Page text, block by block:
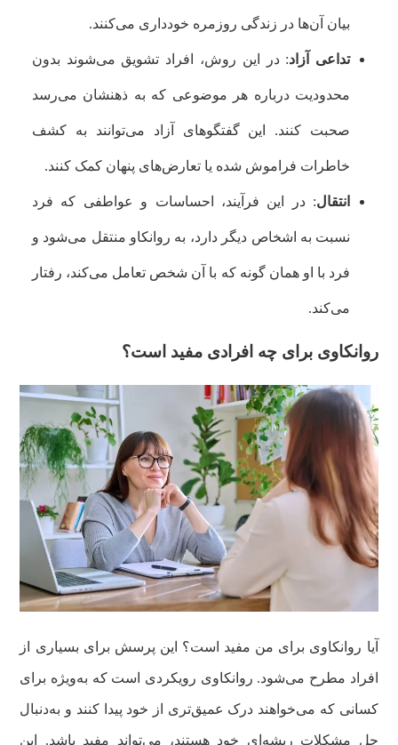
بیان آن‌ها در زندگی روزمره خودداری می‌کنند.
تداعی آزاد: در این روش، افراد تشویق می‌شوند بدون
محدودیت درباره هر موضوعی که به ذهنشان می‌رسد
صحبت کنند. این گفتگوهای آزاد می‌توانند به کشف
خاطرات فراموش شده یا تعارض‌های پنهان کمک کنند.
انتقال: در این فرآیند، احساسات و عواطفی که فرد
نسبت به اشخاص دیگر دارد، به روانکاو منتقل می‌شود و
فرد با او همان گونه که با آن شخص تعامل می‌کند، رفتار
می‌کند.
روانکاوی برای چه افرادی مفید است؟
آیا روانکاوی برای من مفید است؟ این پرسش برای بسیاری از
افراد مطرح می‌شود. روانکاوی رویکردی است که به‌ویژه برای
کسانی که می‌خواهند درک عمیق‌تری از خود پیدا کنند و به‌دنبال
حل مشکلات ریشه‌ای خود هستند، می‌تواند مفید باشد. این